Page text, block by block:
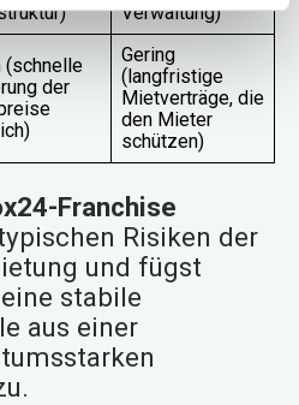
Verwaltung)
(schnelle
der
Gering
(langfristige
Mietverträge, die
den Mieter
schützen)
Franchise
Risiken der
und fügst
stabile
aus einer